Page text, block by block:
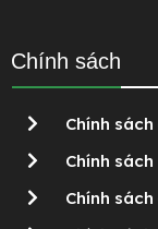
Chính sách
Chính
Chính
Chính